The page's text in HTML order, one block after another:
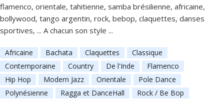
flamenco, orientale, tahitienne, samba brésilienne, africaine,
bollywood, tango argentin, rock, bebop, claquettes, danses
sportives, ... A chacun son style ...
Africaine Bachata Claquettes
Classique
Contemporaine
Country De l'Inde
Flamenco
Hip Hop
Modern Jazz Orientale
Pole Dance
Polynésienne
Ragga et DanceHall
Rock / Be Bop